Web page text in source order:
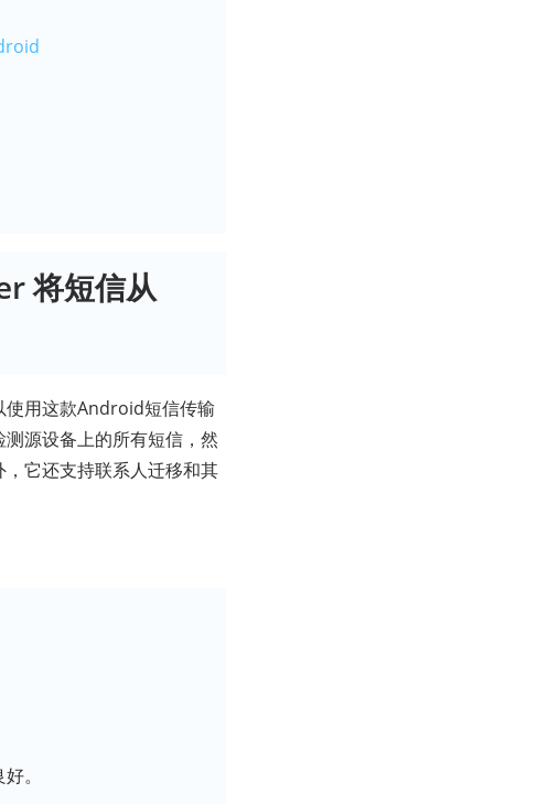
将短信从
使用这款Android短信传输
源设备上的所有短信，然
它还支持联系人迁移和其
。